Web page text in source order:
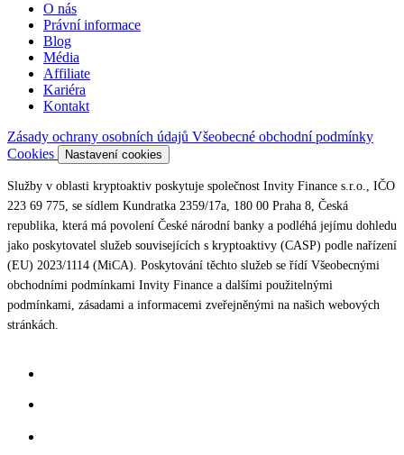
O nás
Právní informace
Blog
Média
Affiliate
Kariéra
Kontakt
Zásady ochrany osobních údajů Všeobecné obchodní podmínky
Cookies
Nastavení cookies
Služby v oblasti kryptoaktiv poskytuje společnost Invity Finance s.r.o., IČO
223 69 775, se sídlem Kundratka 2359/17a, 180 00 Praha 8, Česká
republika, která má povolení České národní banky a podléhá jejímu dohledu
jako poskytovatel služeb souvisejících s kryptoaktivy (CASP) podle nařízení
(EU) 2023/1114 (MiCA). Poskytování těchto služeb se řídí Všeobecnými
obchodními podmínkami Invity Finance a dalšími použitelnými
podmínkami, zásadami a informacemi zveřejněnými na našich webových
stránkách.